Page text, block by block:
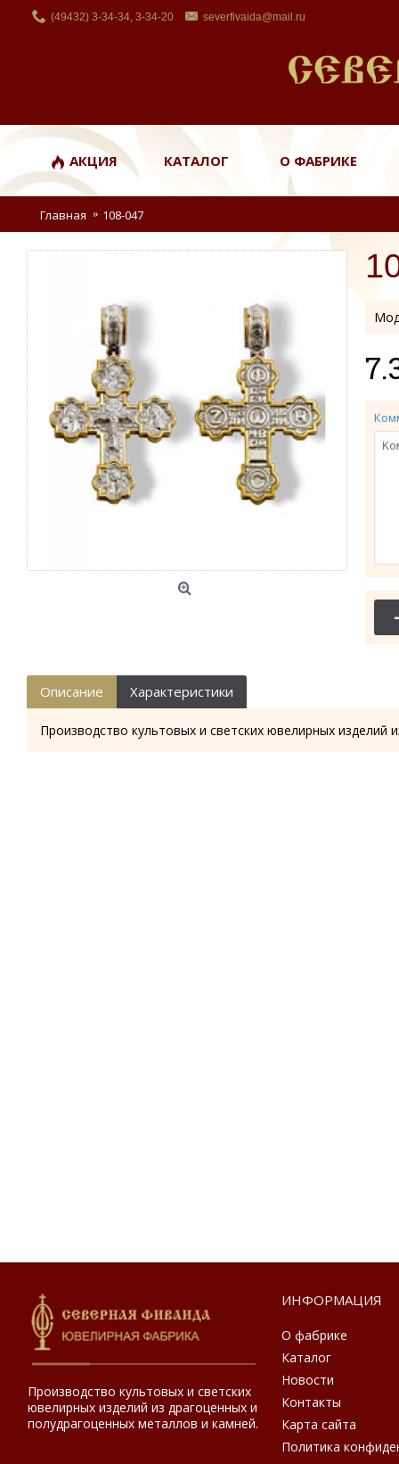
(49432) 3-34-34, 3-34-20 severfivaida@mail.ru
АКЦИЯ КАТАЛОГ О ФАБРИКЕ
Главная 108-047
-
Описание Характеристики
Производство культовых и светских ювелирных изделий
Производство культовых и светских
ювелирных изделий из драгоценных и
полудрагоценных металлов и камней.
ИНФОРМАЦИЯ
О фабрике
Каталог
Новости
Контакты
Карта сайта
Политика